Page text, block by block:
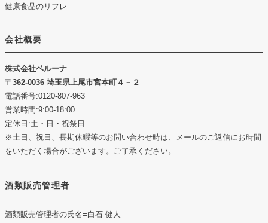
健康食品のリフレ
会社概要
株式会社ベルーナ
362-0036 埼玉県上尾市宮本町４－２
電話番号:0120-807-963
営業時間:9:00-18:00
定休日:土・日・祝祭日
※土日、祝日、長期休暇等のお問い合わせ時は、メールのご返信にお時間
をいただく場合がございます。ご了承ください。
酒類販売管理者
酒類販売管理者の氏名=白石 健人